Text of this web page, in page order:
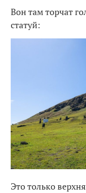
Вон там торчат
статуй:
Это только